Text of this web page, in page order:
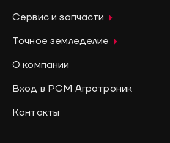
Сервис и запчасти
Точное земледелие
О компании
Вход в РСМ Агротроник
Контакты